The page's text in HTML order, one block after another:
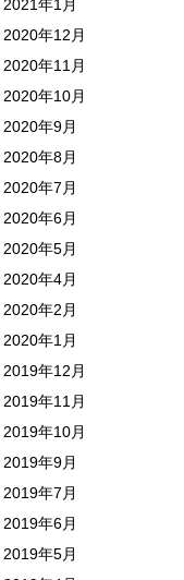
2021年1月
2020年12月
2020年11月
2020年10月
2020年9月
2020年8月
2020年7月
2020年6月
2020年5月
2020年4月
2020年2月
2020年1月
2019年12月
2019年11月
2019年10月
2019年9月
2019年7月
2019年6月
2019年5月